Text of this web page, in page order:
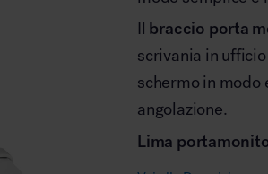
Il braccio porta
scrivania in
schermo in modo
angolazione.
Lima